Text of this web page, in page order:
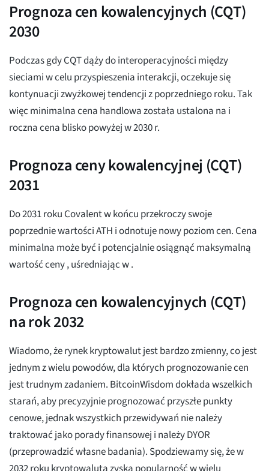
Prognoza cen kowalencyjnych (CQT)
2030
Podczas gdy CQT dąży do interoperacyjności między
sieciami w celu przyspieszenia interakcji, oczekuje się
kontynuacji zwyżkowej tendencji z poprzedniego roku. Tak
więc minimalna cena handlowa została ustalona na i
roczna cena blisko powyżejw 2030 r.
Prognoza ceny kowalencyjnej (CQT)
2031
Do 2031 roku Covalent w końcu przekroczy swoje
poprzednie wartości ATH i odnotuje nowy poziom cen. Cena
minimalna może być i potencjalnie osiągnąć maksymalną
wartość ceny, uśredniając w.
Prognoza cen kowalencyjnych (CQT)
na rok 2032
Wiadomo, że rynek kryptowalut jest bardzo zmienny, co jest
jednym z wielu powodów, dla których prognozowanie cen
jest trudnym zadaniem. BitcoinWisdom dokłada wszelkich
starań, aby precyzyjnie prognozować przyszłe punkty
cenowe, jednak wszystkich przewidywań nie należy
traktować jako porady finansowej i należy DYOR
(przeprowadzić własne badania). Spodziewamy się, że w